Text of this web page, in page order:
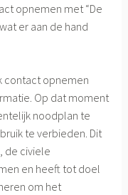
opnemen met “De
er aan de hand
contact opnemen
Op dat moment
noodplan te
te verbieden. Dit
de civiele
en heeft tot doel
om het